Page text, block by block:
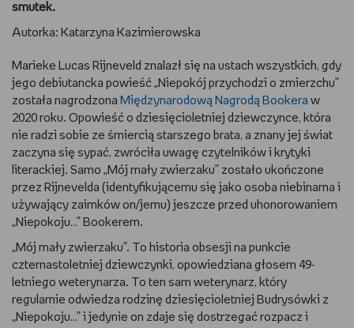
PASJE DZIECKA
GRAM
RYSUJĘ
PORADNIKI
WYWIADY
WSZYSTKO O LEGO
REDAKCJA
WYDARZENIA
smutek.
Autorka: Katarzyna Kazimierowska
Marieke Lucas Rijneveld znalazł się na ustach wszystkich, gdy
jego debiutancka powieść „Niepokój przychodzi o zmierzchu”
została nagrodzona Międzynarodową Nagrodą Bookera w
2020 roku. Opowieść o dziesięcioletniej dziewczynce, która
nie radzi sobie ze śmiercią starszego brata, a znany jej świat
zaczyna się sypać, zwróciła uwagę czytelników i krytyki
literackiej. Samo „Mój mały zwierzaku” zostało ukończone
przez Rijnevelda (identyfikującemu się jako osoba niebinarna i
używający zaimków on/jemu) jeszcze przed uhonorowaniem
„Niepokoju…” Bookerem.
„Mój mały zwierzaku”. To historia obsesji na punkcie
czternastoletniej dziewczynki, opowiedziana głosem 49-
letniego weterynarza. To ten sam weterynarz, który
regularnie odwiedza rodzinę dziesięcioletniej Budrysówki z
„Niepokoju…” i jedynie on zdaje się dostrzegać rozpacz i